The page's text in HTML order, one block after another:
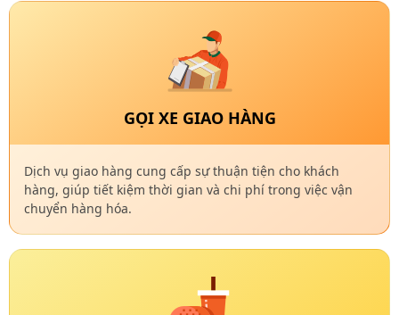
GỌI XE GIAO HÀNG
Dịch vụ giao hàng cung cấp sự thuận tiện cho khách
hàng, giúp tiết kiệm thời gian và chi phí trong việc vận
chuyển hàng hóa.